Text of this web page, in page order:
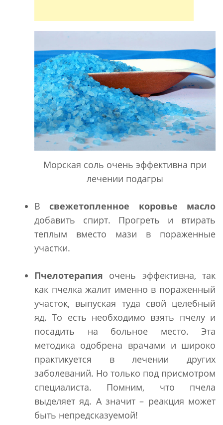
Морская соль очень эффективна при
лечении подагры
Всвежетопленное коровье масло
добавить спирт. Прогреть и втирать
теплым вместо мази в пораженные
участки.
Пчелотерапия очень эффективна, так
как пчелка жалит именно в пораженный
участок, выпуская туда свой целебный
яд. То есть необходимо взять пчелу и
посадить на больное место. Эта
методика одобрена врачами и широко
практикуется в лечении других
заболеваний. Но только под присмотром
специалиста. Помним, что пчела
выделяет яд. А значит – реакция может
быть непредсказуемой!